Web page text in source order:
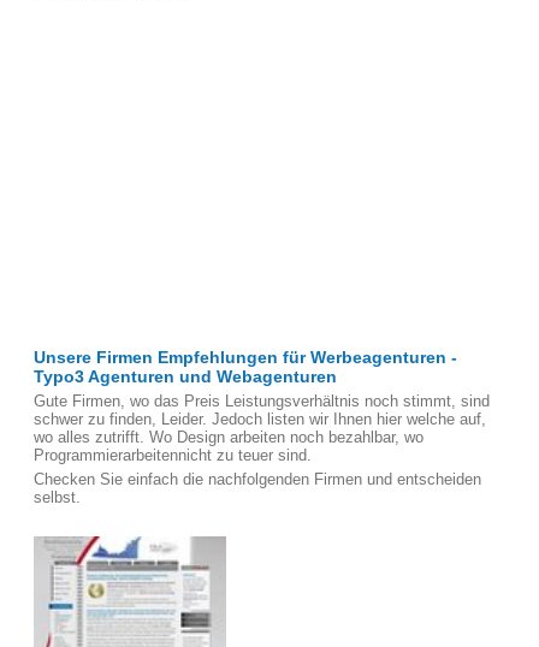
Unsere Firmen Empfehlungen für Werbeagenturen -
Typo3 Agenturen und Webagenturen
Gute Firmen, wo das Preis Leistungsverhältnis noch stimmt, sind
schwer zu finden, Leider. Jedoch listen wir Ihnen hier welche auf,
wo alles zutrifft. Wo Design arbeiten noch bezahlbar, wo
Programmierarbeitennicht zu teuer sind.
Checken Sie einfach die nachfolgenden Firmen und entscheiden
selbst.